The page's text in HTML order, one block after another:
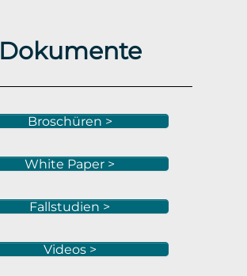
Dokumente
Broschüren >
White Paper >
Fallstudien >
Videos >